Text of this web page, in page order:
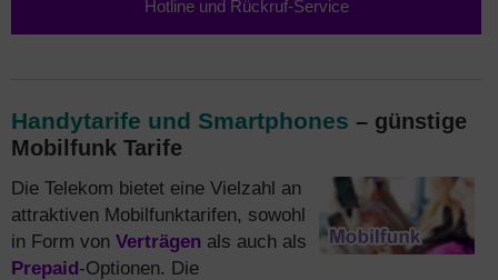
Hotline und Rückruf-Service
Handytarife und Smartphones – günstige
Mobilfunk Tarife
Die Telekom bietet eine Vielzahl an
attraktiven Mobilfunktarifen, sowohl
in Form von Verträgen als auch als
Prepaid-Optionen. Die